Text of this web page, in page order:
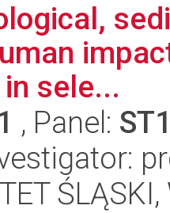
sele...
, Panel: